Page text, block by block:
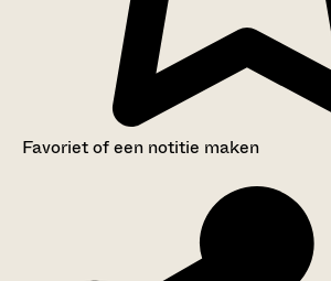
Favoriet of een notitie maken